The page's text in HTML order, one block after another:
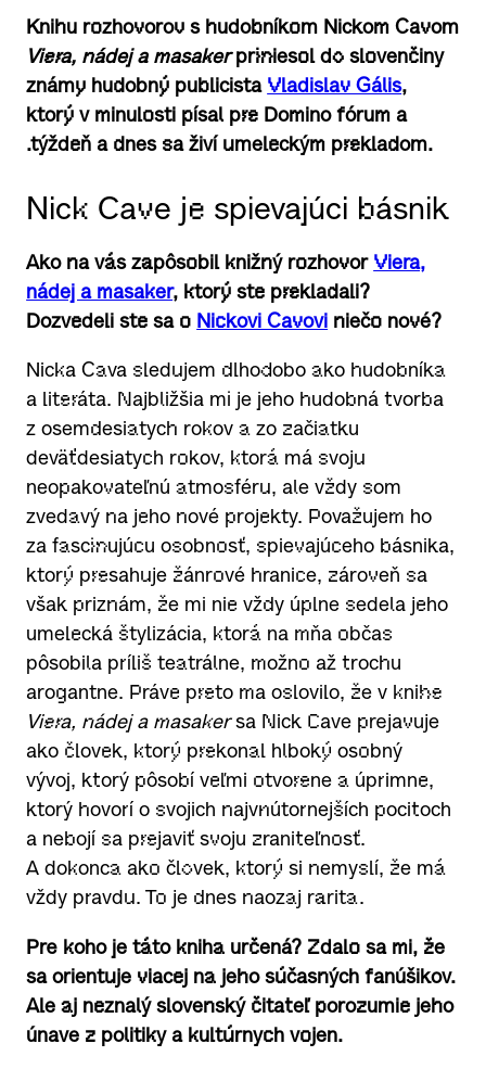
Knihu rozhovorov s hudobníkom Nickom Cavom
Viera, nádej a masakerpriniesol do slovenčiny
známy hudobný publicista Vladislav Gális,
ktorý v minulosti písal pre Domino fórum a
.týždeň a dnes sa živí umeleckým prekladom.
Nick Cave je spievajúci básnik
Ako na vás zapôsobil knižný rozhovor Viera,
nádej a masaker, ktorý ste prekladali?
Dozvedeli ste sa o Nickovi Cavovi niečo nové?
Nicka Cava sledujem dlhodobo ako hudobníka
a literáta. Najbližšia mi je jeho hudobná tvorba
z osemdesiatych rokov a zo začiatku
deväťdesiatych rokov, ktorá má svoju
neopakovateľnú atmosféru, ale vždy som
zvedavý na jeho nové projekty. Považujem ho
za fascinujúcu osobnosť, spievajúceho básnika,
ktorý presahuje žánrové hranice, zároveň sa
však priznám, že mi nie vždy úplne sedela jeho
umelecká štylizácia, ktorá na mňa občas
pôsobila príliš teatrálne, možno až trochu
arogantne. Práve preto ma oslovilo, že v knihe
Viera, nádej a masakersa Nick Cave prejavuje
ako človek, ktorý prekonal hlboký osobný
vývoj, ktorý pôsobí veľmi otvorene a úprimne,
ktorý hovorí o svojich najvnútornejších pocitoch
a nebojí sa prejaviť svoju zraniteľnosť.
A dokonca ako človek, ktorý si nemyslí, že má
vždy pravdu. To je dnes naozaj rarita.
Pre koho je táto kniha určená? Zdalo sa mi, že
sa orientuje viacej na jeho súčasných fanúšikov.
Ale aj neznalý slovenský čitateľ porozumie jeho
únave z politiky a kultúrnych vojen.